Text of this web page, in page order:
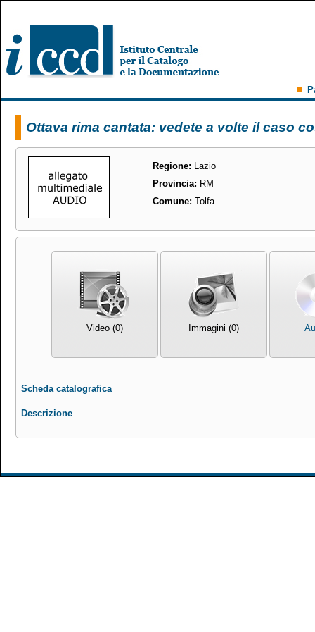
Ottava rima cantata: vedete a volte il caso
Regione: Lazio
Provincia: RM
Comune: Tolfa
Video (0) Immagini (0)
Scheda catalografica
Descrizione